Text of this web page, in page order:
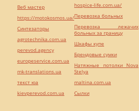
Веб мастер
https://motokosmos.ua/
Синтезаторы
agrotechnika.com.ua
perevod.agency
europeservice.com.ua
mk-translations.ua
текст юа
kievperevod.com.ua
hospice-life.com.ua/
Перевозка больных
Перевозка лежачих
больных за границу
Шкафы купе
Брендовые сумки
Натяжные потолки Nova
Stelya
maltina.com.ua
Cылки